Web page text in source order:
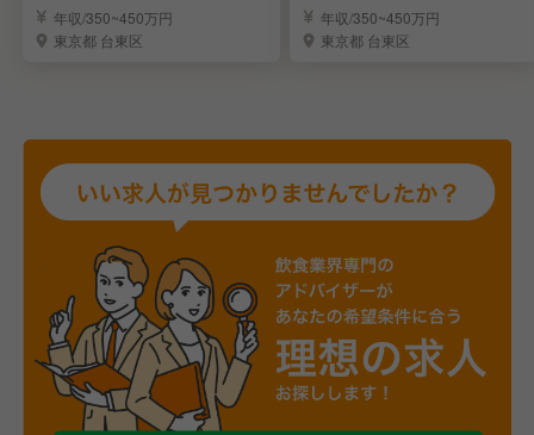
魚加工スタッフを募集！
年収/350~450万円
東京都 台東区
／青果部門担当
年収/350~450万円
東京都 台東区